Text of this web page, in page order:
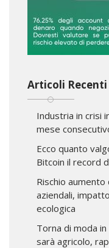
Articoli Recenti
Industria in crisi
mese
Ecco quanto
Bitcoin il record
Rischio
aziendali,
ecologica
Torna di moda
sarà agricolo,